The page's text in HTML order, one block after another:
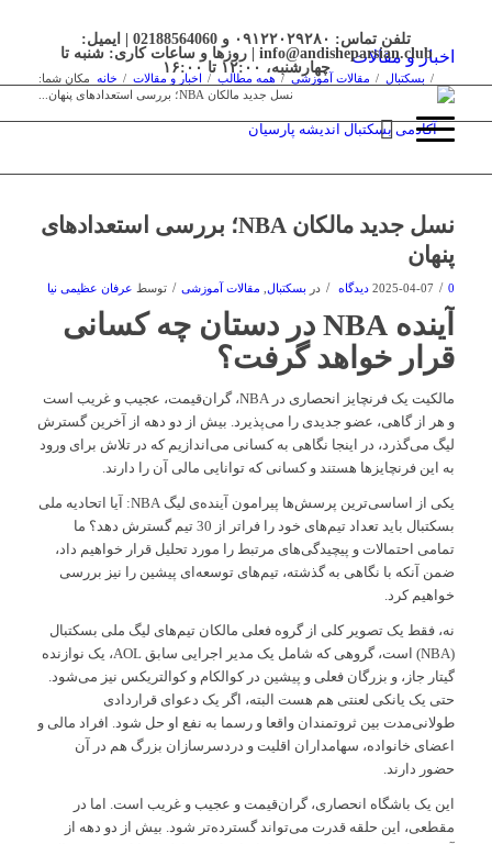
تلفن تماس: ۰۹۱۲۲۰۲۹۲۸۰ و 02188564060 | ایمیل:
info@andisheparsian.club | روزها و ساعات کاری: شنبه تا
چهارشنبه، ۱۲:۰۰ تا ۱۶:۰۰
اخبار و مقالات
مکان شما: خانه / اخبار و مقالات / همه مطالب / مقالات آموزشی / بسکتبال /
نسل جدید مالکان NBA؛ بررسی استعدادهای پنهان...
نسل جدید مالکان NBA؛ بررسی استعدادهای
پنهان
2025-04-07 / 0 دیدگاه / در بسکتبال مقالات آموزشی / توسط عرفان عظیمی نیا
آینده NBA در دستان چه کسانی
قرار خواهد گرفت؟
مالکیت یک فرنچایز انحصاری در NBA، گران‌قیمت، عجیب و غریب است
و هر از گاهی، عضو جدیدی را می‌پذیرد. بیش از دو دهه از آخرین گسترش
لیگ می‌گذرد، در اینجا نگاهی به کسانی می‌اندازیم که در تلاش برای ورود
به این فرنچایزها هستند و کسانی که توانایی مالی آن را دارند.
یکی از اساسی‌ترین پرسش‌ها پیرامون آینده‌ی لیگ NBA: آیا اتحادیه ملی
بسکتبال باید تعداد تیم‌های خود را فراتر از 30 تیم گسترش دهد؟ ما
تمامی احتمالات و پیچیدگی‌های مرتبط را مورد تحلیل قرار خواهیم داد،
ضمن آنکه با نگاهی به گذشته، تیم‌های توسعه‌ای پیشین را نیز بررسی
خواهیم کرد.
نه، فقط یک تصویر کلی از گروه فعلی مالکان تیم‌های لیگ ملی بسکتبال
(NBA) است، گروهی که شامل یک مدیر اجرایی سابق AOL، یک نوازنده
گیتار جاز، و بزرگان فعلی و پیشین در کوالکام و کوالتریکس نیز می‌شود.
حتی یک یانکی لعنتی هم هست البته، اگر یک دعوای قراردادی
طولانی‌مدت بین ثروتمندان واقعا و رسما به نفع او حل شود. افراد مالی و
اعضای خانواده، سهامداران اقلیت و دردسرسازان بزرگ هم در آن
حضور دارند.
این یک باشگاه انحصاری، گران‌قیمت و عجیب و غریب است. اما در
مقطعی، این حلقه قدرت می‌تواند گسترده‌تر شود. بیش از دو دهه از